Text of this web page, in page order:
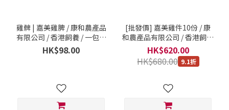
雞髀 | 嘉美雞脾 / 康和農產品
有限公司 / 香港飼養 / 一包重
量約 0.8 斤/包 (2隻) (480克)
HK$98.00
[批發價] 嘉美雞件10份 / 康
和農產品有限公司 / 香港飼養
/ 一份重量約 12両 (450克) x
10份
HK$620.00
HK$680.00 9.1折